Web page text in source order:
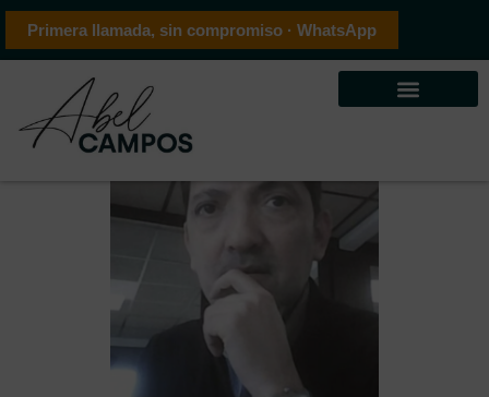
Primera llamada, sin compromiso · WhatsApp